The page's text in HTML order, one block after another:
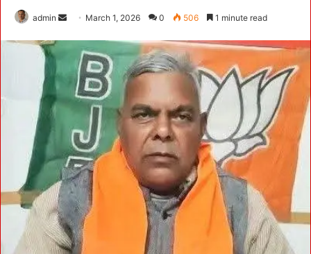
admin
n
a
m
a
i
l
March 1, 2026 0 506 1 minute read